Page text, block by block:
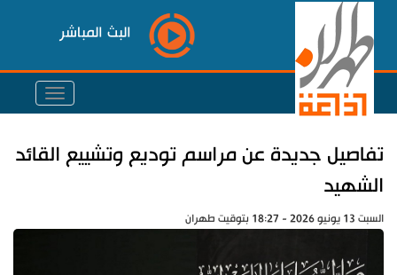
البث المباشر
تفاصيل جديدة عن مراسم توديع وتشييع القائد
الشهيد
السبت 13 يونيو 2026 - 18:27 بتوقيت طهران